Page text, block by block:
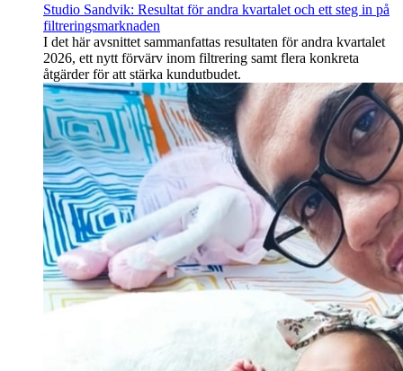
Studio Sandvik: Resultat för andra kvartalet och ett steg in på
filtreringsmarknaden
I det här avsnittet sammanfattas resultaten för andra kvartalet
2026, ett nytt förvärv inom filtrering samt flera konkreta
åtgärder för att stärka kundutbudet.